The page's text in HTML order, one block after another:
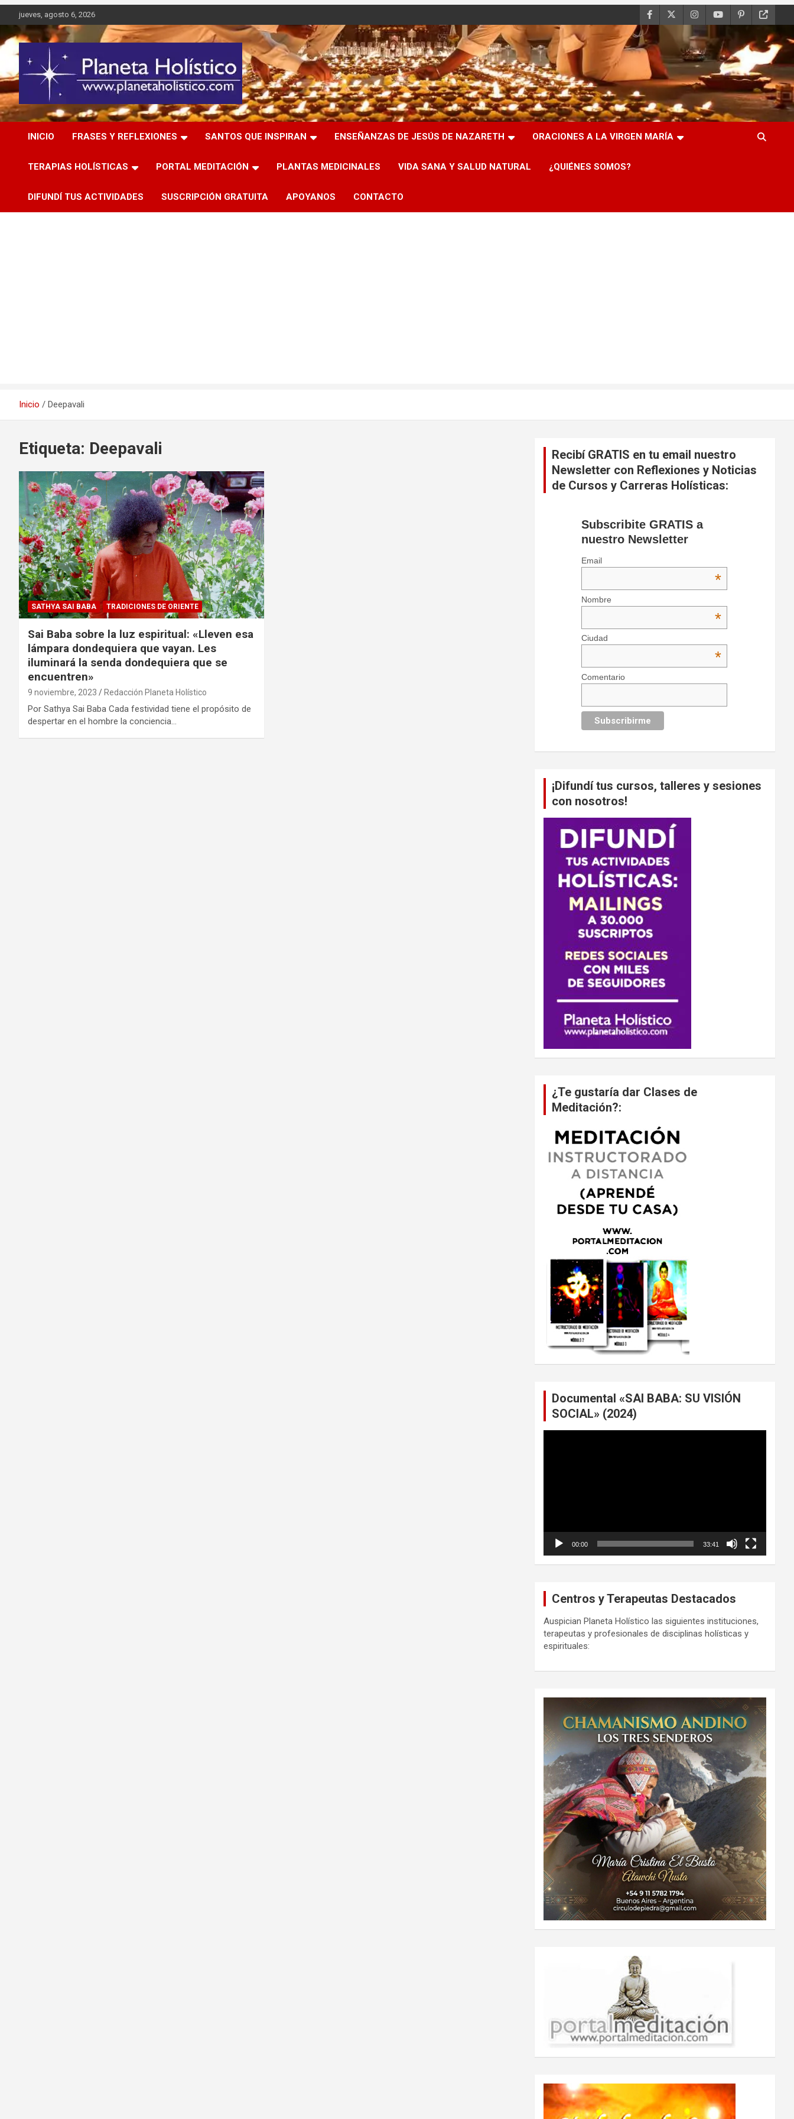
Saltar
al
contenido
jueves, agosto 6, 2026
Planeta Holístico
Difusión de espiritualidad, terapias alternativas holísticas,
cursos, talleres y seminarios
INICIO
FRASES Y REFLEXIONES SANTOS QUE INSPIRAN ENSEÑANZAS DE JESÚS DE NAZARETH ORACIONES A LA VIRGEN MARÍA
TERAPIAS HOLÍSTICAS PORTAL MEDITACIÓN PLANTAS MEDICINALES VIDA SANA Y SALUD NATURAL ¿QUIÉNES SOMOS?
DIFUNDÍ TUS ACTIVIDADES SUSCRIPCIÓN GRATUITA APOYANOS CONTACTO
Inicio Deepavali
Etiqueta: Deepavali
SATHYA SAI BABA TRADICIONES DE ORIENTE
Sai Baba sobre la luz espiritual: «Lleven esa
lámpara dondequiera que vayan. Les
iluminará la senda dondequiera que se
encuentren»
9 noviembre, 2023 Redacción Planeta Holístico
Por Sathya Sai Baba Cada festividad tiene el propósito de
despertar en el hombre la conciencia…
Recibí GRATIS en tu email nuestro
Newsletter con Reflexiones y Noticias
de Cursos y Carreras Holísticas:
Subscribite GRATIS a
nuestro Newsletter
Email
*
Nombre
*
Ciudad
*
Comentario
¡Difundí tus cursos, talleres y sesiones
con nosotros!
¿Te gustaría dar Clases de
Meditación?:
Documental «SAI BABA: SU VISIÓN
SOCIAL» (2024)
00:00 33:41
Centros y Terapeutas Destacados
Auspician Planeta Holístico las siguientes instituciones,
terapeutas y profesionales de disciplinas holísticas y
espirituales: